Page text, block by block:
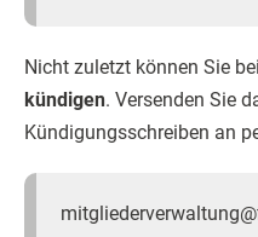
Nicht zuletzt können Sie
kündigen. Versenden Sie
Kündigungsschreiben an